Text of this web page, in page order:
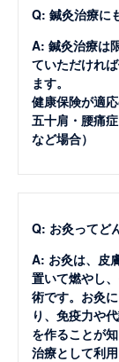
Q: 鍼灸治療に
A: 鍼灸治療は
ていただけれ
ます。
健康保険が適
五十肩・腰痛
など場合）
Q: お灸ってど
A: お灸は、皮
置いて燃やし
術です。お灸
り、免疫力や
を作ることが
治療として利